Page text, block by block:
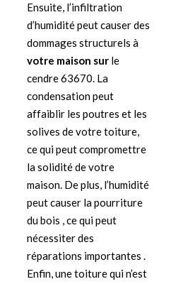
Ensuite, l’infiltration
d’humidité peut causer des
dommages structurels à
votre maison sur le
cendre 63670. La
condensation peut
affaiblir les poutres et les
solives de votre toiture,
ce qui peut compromettre
la solidité de votre
maison. De plus, l’humidité
peut causer la pourriture
du bois , ce qui peut
nécessiter des
réparations importantes .
Enfin, une toiture qui n’est